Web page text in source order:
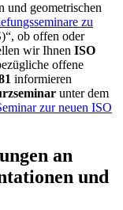
und geometrischen
zu
ob offen oder
wir Ihnen ISO
offene
informieren
unter dem
zur neuen ISO
an
und